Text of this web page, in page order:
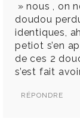
» nous , on
doudou
identiques,
petiot s’en
de ces 2
s’est fait
RÉPONDRE